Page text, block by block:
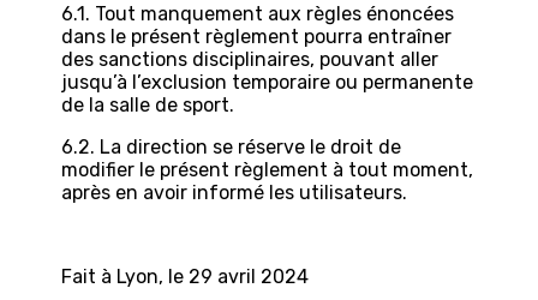
6.1. Tout manquement aux règles énoncées
dans le présent règlement pourra entraîner
des sanctions disciplinaires, pouvant aller
jusqu’à l’exclusion temporaire ou permanente
de la salle de sport.
6.2. La direction se réserve le droit de
modifier le présent règlement à tout moment,
après en avoir informé les utilisateurs.
Fait à Lyon, le 29 avril 2024